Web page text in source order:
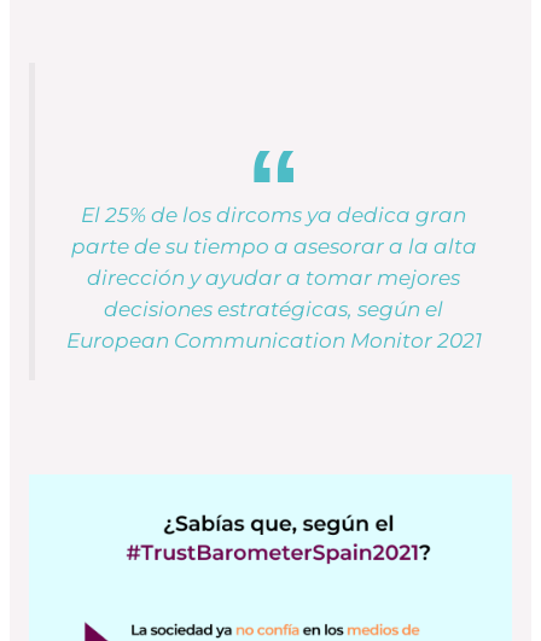
El 25% de los dircoms ya dedica gran
parte de su tiempo a asesorar a la alta
dirección y ayudar a tomar mejores
decisiones estratégicas, según el
European Communication Monitor 2021